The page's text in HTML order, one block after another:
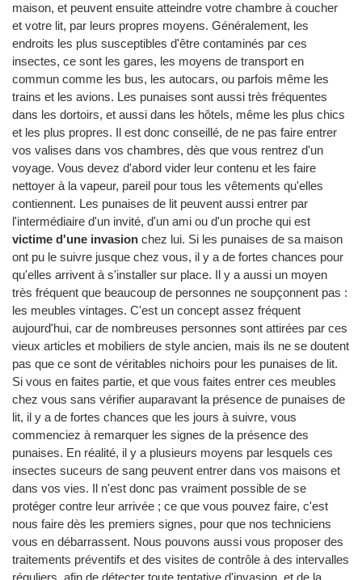
maison, et peuvent ensuite atteindre votre chambre à coucher
et votre lit, par leurs propres moyens. Généralement, les
endroits les plus susceptibles d'être contaminés par ces
insectes, ce sont les gares, les moyens de transport en
commun comme les bus, les autocars, ou parfois même les
trains et les avions. Les punaises sont aussi très fréquentes
dans les dortoirs, et aussi dans les hôtels, même les plus chics
et les plus propres. Il est donc conseillé, de ne pas faire entrer
vos valises dans vos chambres, dès que vous rentrez d'un
voyage. Vous devez d'abord vider leur contenu et les faire
nettoyer à la vapeur, pareil pour tous les vêtements qu'elles
contiennent. Les punaises de lit peuvent aussi entrer par
l'intermédiaire d'un invité, d'un ami ou d'un proche qui est
victime d'une invasion chez lui. Si les punaises de sa maison
ont pu le suivre jusque chez vous, il y a de fortes chances pour
qu'elles arrivent à s'installer sur place. Il y a aussi un moyen
très fréquent que beaucoup de personnes ne soupçonnent pas :
les meubles vintages. C'est un concept assez fréquent
aujourd'hui, car de nombreuses personnes sont attirées par ces
vieux articles et mobiliers de style ancien, mais ils ne se doutent
pas que ce sont de véritables nichoirs pour les punaises de lit.
Si vous en faites partie, et que vous faites entrer ces meubles
chez vous sans vérifier auparavant la présence de punaises de
lit, il y a de fortes chances que les jours à suivre, vous
commenciez à remarquer les signes de la présence des
punaises. En réalité, il y a plusieurs moyens par lesquels ces
insectes suceurs de sang peuvent entrer dans vos maisons et
dans vos vies. Il n'est donc pas vraiment possible de se
protéger contre leur arrivée ; ce que vous pouvez faire, c'est
nous faire dès les premiers signes, pour que nos techniciens
vous en débarrassent. Nous pouvons aussi vous proposer des
traitements préventifs et des visites de contrôle à des intervalles